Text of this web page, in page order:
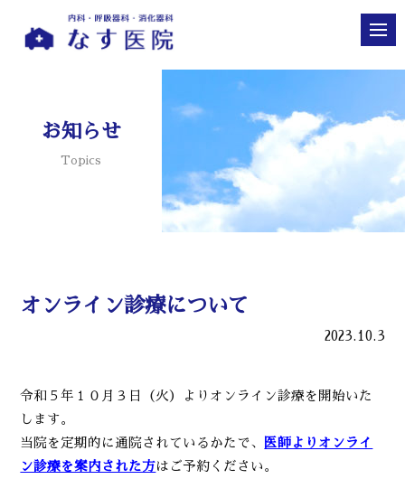
お知らせ
Topics
オンライン診療について
2023.10.3
令和５年１０月３日（火）よりオンライン診療を開始いた
します。
当院を定期的に通院されているかたで、
医師よりオンライ
ン診療を案内された方はご予約ください。